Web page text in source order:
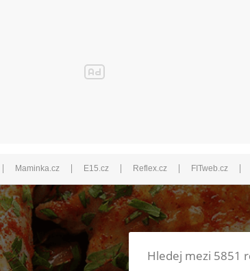
| Maminka.cz | E15.cz | Reflex.cz | FITweb.cz |